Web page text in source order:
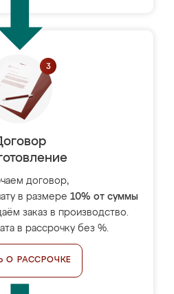
договор,
в размере 10% от суммы
заказ в производство.
в рассрочку без %.
О РАССРОЧКЕ